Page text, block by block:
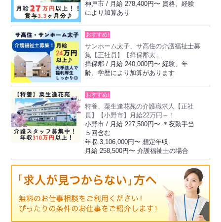
神戸市 / 月給 278,400円〜 資格、経験
により加算あり
おすすめ!
サンホーム太子、サ高住の介護福祉士募
集【正社員】【揖保郡太...
揖保郡 / 月給 240,000円〜 経験、年
齢、学歴により加算があります
おすすめ!
特養、粟生逢花苑の介護職求人【正社
員】【小野市】月給22万円～！
小野市 / 月給 227,500円〜 ＊夜勤手当
５回含む
年収 3,106,000円〜 想定年収
月給 258,500円〜 介護福祉士の場合